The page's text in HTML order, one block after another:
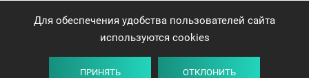
Для обеспечения удобства пользователей сайта
используются cookies
ПРИНЯТЬ ОТКЛОНИТЬ